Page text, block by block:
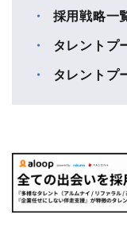
採用戦略一
タレントプ
タレントプ